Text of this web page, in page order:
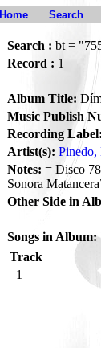
Home Search
Search : bt =
Record : 1
Album Title:
Music Publish
Recording Label:
Artist(s): Pinedo,
Notes: = Disco
Sonora
Other Side in
Songs in Album:
Track
1